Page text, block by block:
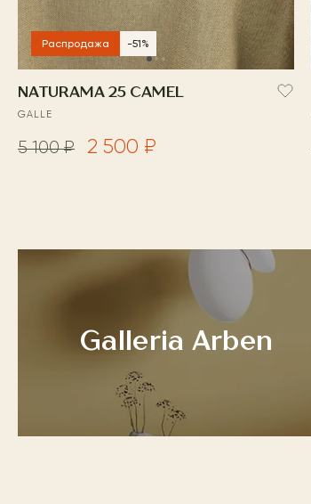
Распродажа -51%
NATURAMA 25 CAMEL
GALLE
5 100 ₽ 2 500 ₽
Galleria Arben